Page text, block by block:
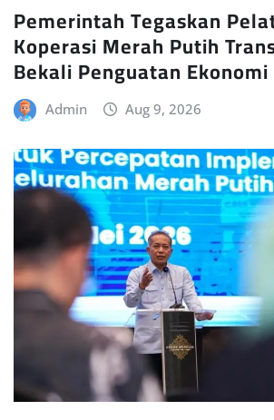
Pemerintah Tegaskan
Koperasi Merah Putih
Bekali Penguatan Ekonomi
Admin Aug 9, 2026